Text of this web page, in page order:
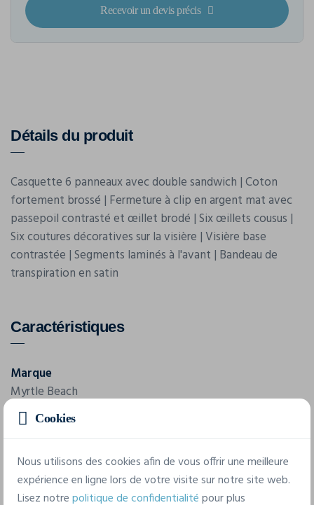
Recevoir un devis précis
Détails du produit
Casquette 6 panneaux avec double sandwich | Coton
fortement brossé | Fermeture à clip en argent mat avec
passepoil contrasté et œillet brodé | Six œillets cousus |
Six coutures décoratives sur la visière | Visière base
contrastée | Segments laminés à l'avant | Bandeau de
transpiration en satin
Caractéristiques
Marque
Myrtle Beach
Référence
MB6197
Composition
100% coton
Cookies
Nous utilisons des cookies afin de vous offrir une meilleure
expérience en ligne lors de votre visite sur notre site web.
Lisez notrepolitique de confidentialitépour plus